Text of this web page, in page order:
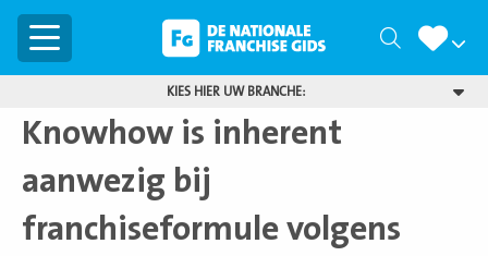
Menu Zoeken
KIES HIER UW BRANCHE:
Knowhow is inherent
aanwezig bij
franchiseformule volgens